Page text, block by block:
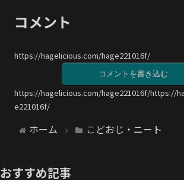
コメント
https://hagelicious.com/hage221016f/
コメントを書き込む
https://hagelicious.com/hage221016f/https://
e221016f/
ホーム こどおじ・ニート
おすすめ記事